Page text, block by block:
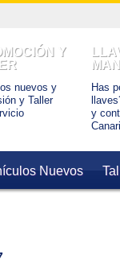
Y
nuevos y
y Taller
Has
y
Nuevos